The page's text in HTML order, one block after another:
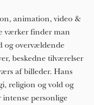
animation, video &
værker finder man
og overvældende
beskedne tilværelser
af billeder. Hans
religion og vold og
intense personlige